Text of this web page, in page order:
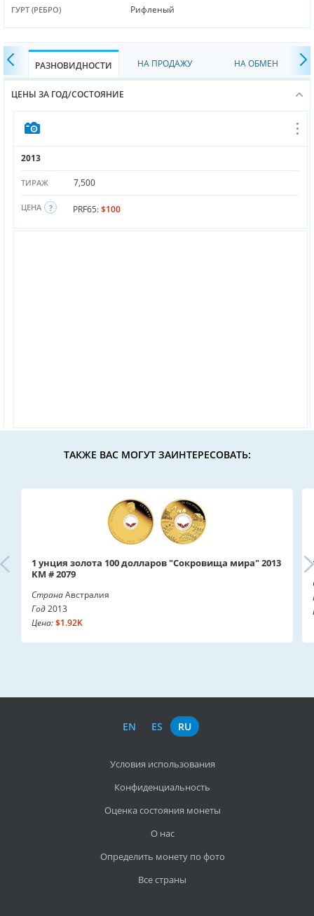
ГУРТ (РЕБРО) Рифленый
РАЗНОВИДНОСТИ НА ПРОДАЖУ НА ОБМЕН
ЦЕНЫ ЗА ГОД/СОСТОЯНИЕ
2013
ТИРАЖ 7,500
ЦЕНА PRF65:$100
ТАКЖЕ ВАС МОГУТ ЗАИНТЕРЕСОВАТЬ:
1 унция золота 100 долларов "Сокровища мира" 2013
KM # 2079
СтранаАвстралия
Год2013
Цена:$1.92K
EN ES RU
Условия использования
Конфиденциальность
Оценка состояния монеты
О нас
Определить монету по фото
Все страны